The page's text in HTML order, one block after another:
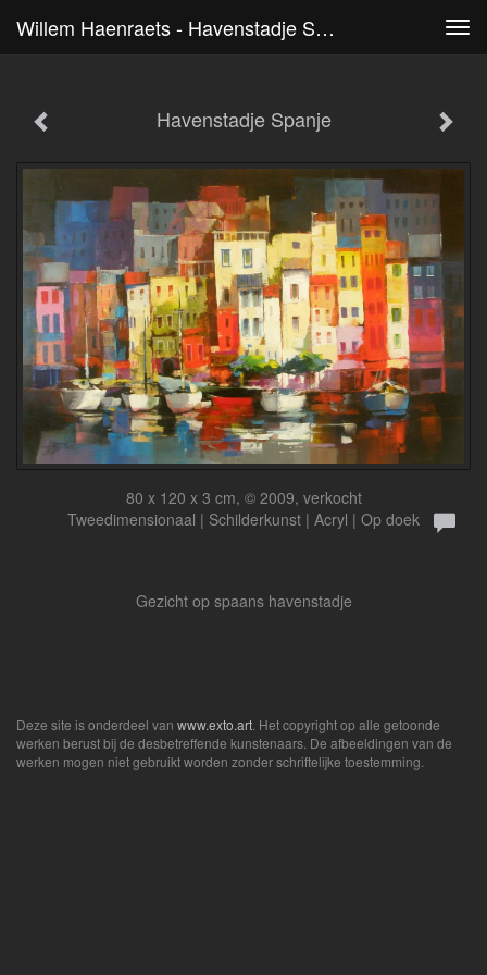
Willem Haenraets - Havenstadje Spanje
Havenstadje Spanje
80 x 120 x 3 cm, © 2009, verkocht
Tweedimensionaal | Schilderkunst | Acryl | Op doek
Gezicht op spaans havenstadje
Deze site is onderdeel van www.exto.art . Het copyright op alle getoonde
werken berust bij de desbetreffende kunstenaars. De afbeeldingen van de
werken mogen niet gebruikt worden zonder schriftelijke toestemming.